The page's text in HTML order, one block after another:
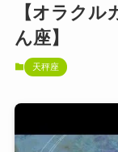
【オラク
ん座】
天秤座